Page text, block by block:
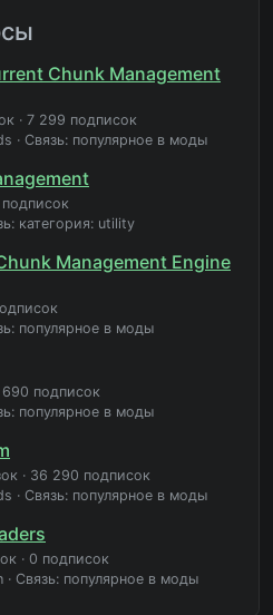
Chunk Management
· 7 299 подписок
· Связь: популярное в моды
подписок
категория: utility
Management Engine
популярное в моды
подписок
популярное в моды
· 36 290 подписок
· Связь: популярное в моды
· 0 подписок
· Связь: популярное в моды